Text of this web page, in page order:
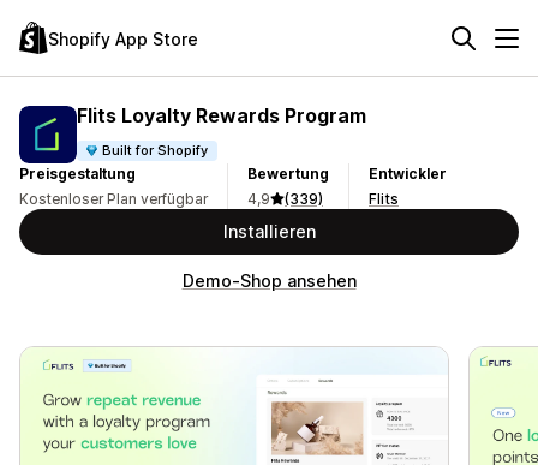
Shopify App Store
Flits Loyalty Rewards Program
Built for Shopify
Preisgestaltung
Kostenloser Plan verfügbar
Bewertung
4,9
(339)
Entwickler
Flits
Installieren
Demo-Shop ansehen